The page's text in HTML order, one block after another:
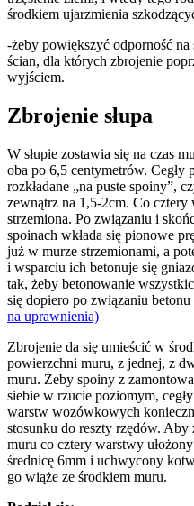
środkiem ujarzmienia
-żeby powiększyć odporność
ścian, dla których zbrojenie
wyjściem.
Zbrojenie słupa
W słupie zostawia się na czas
oba po 6,5 centymetrów. Cegły
rozkładane „na puste spoiny”,
zewnątrz na 1,5-2cm. Co
strzemiona. Po związaniu i
spoinach wkłada się pionowe
już w murze strzemionami, a
i wsparciu ich betonuje się
tak, żeby betonowanie
się dopiero po związaniu
na uprawnienia)
Zbrojenie da się umieścić w
powierzchni muru, z jednej, z
muru. Żeby spoiny z
siebie w rzucie poziomym,
warstw wozówkowych
stosunku do reszty rzędów.
muru co cztery warstwy
średnicę 6mm i uchwycony
go wiąże ze środkiem muru.